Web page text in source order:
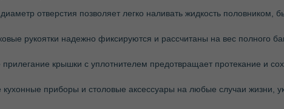
отверстия позволяет легко наливать жидкость половником,
рукоятки надежно фиксируются и рассчитаны на вес полного
крышки с уплотнителем предотвращает протекание и
приборы и столовые аксессуары на любые случаи жизни,